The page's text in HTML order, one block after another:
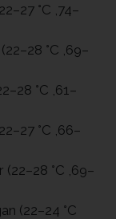
°C ,74–
°C ,69–
°C ,61–
°C ,66–
°C ,69–
(22–24 °C